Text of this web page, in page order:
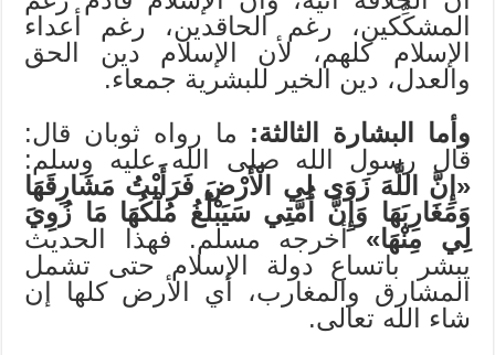
المشكِّكين، رغم الحاقدين، رغم أعداء
الإسلام كلهم، لأن الإسلام دين الحق
والعدل، دين الخير للبشرية جمعاء.
وأما البشارة الثالثة: ما رواه ثوبان قال:
قال رسول الله صلى الله عليه وسلم:
«إِنَّ اللَّهَ زَوَى لِي الْأَرْضَ فَرَأَيْتُ مَشَارِقَهَا
وَمَغَارِبَهَا وَإِنَّ أُمَّتِي سَيَبْلُغُ مُلْكُهَا مَا زُوِيَ
لِي مِنْهَا» أخرجه مسلم. فهذا الحديث
يبشر باتساع دولة الإسلام حتى تشمل
المشارق والمغارب، أي الأرض كلها إن
شاء الله تعالى.